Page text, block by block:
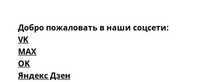
Добро пожаловать в наши соцсети:
VK
MAX
OK
Яндекс Дзен